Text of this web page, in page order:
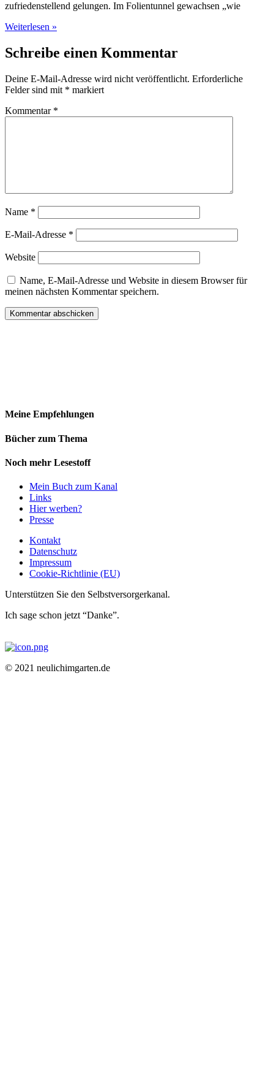
zufriedenstellend gelungen. Im Folientunnel gewachsen „wie
Weiterlesen »
Schreibe einen Kommentar
Deine E-Mail-Adresse wird nicht veröffentlicht. Erforderliche
Felder sind mit * markiert
Kommentar *
Name *
E-Mail-Adresse *
Website
Name, E-Mail-Adresse und Website in diesem Browser für
meinen nächsten Kommentar speichern.
Meine Empfehlungen
Bücher zum Thema
Noch mehr Lesestoff
Mein Buch zum Kanal
Links
Hier werben?
Presse
Kontakt
Datenschutz
Impressum
Cookie-Richtlinie (EU)
Unterstützen Sie den Selbstversorgerkanal.
Ich sage schon jetzt “Danke”.
© 2021 neulichimgarten.de